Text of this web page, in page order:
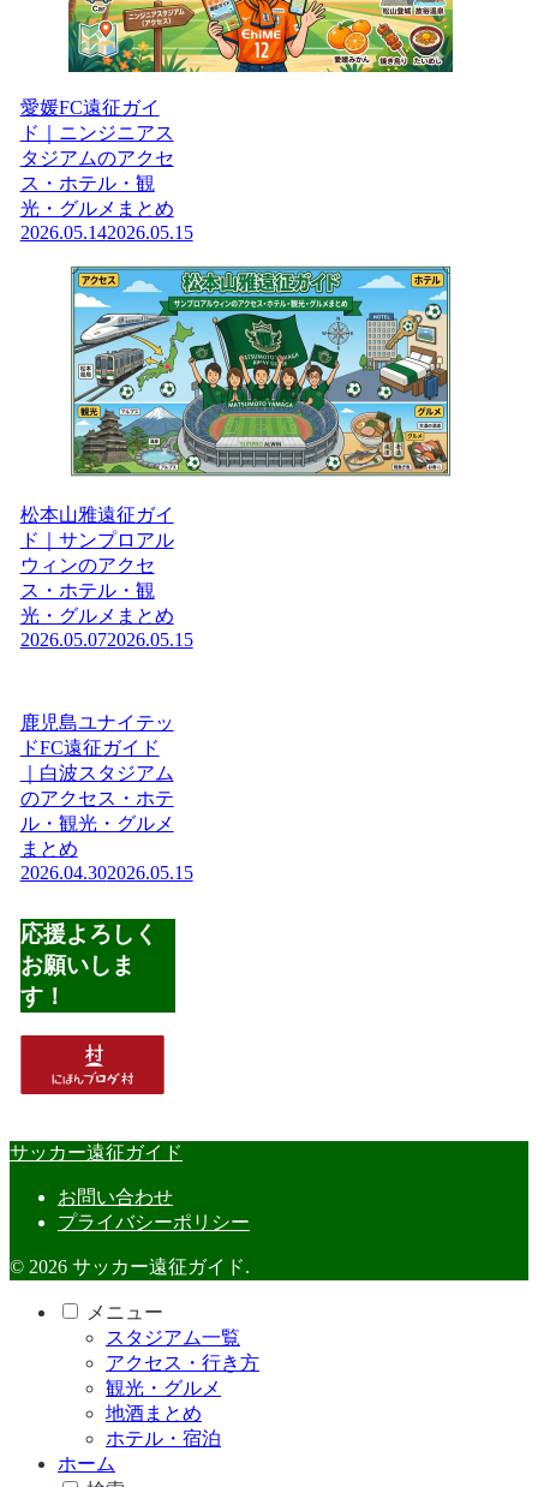
愛媛FC遠征ガイ
ド｜ニンジニアス
タジアムのアクセ
ス・ホテル・観
光・グルメまとめ
2026.05.142026.05.15
松本山雅遠征ガイ
ド｜サンプロアル
ウィンのアクセ
ス・ホテル・観
光・グルメまとめ
2026.05.072026.05.15
鹿児島ユナイテッ
ドFC遠征ガイド
｜白波スタジアム
のアクセス・ホテ
ル・観光・グルメ
まとめ
2026.04.302026.05.15
応援よろしく
お願いしま
す！
サッカー遠征ガイド
お問い合わせ
プライバシーポリシー
© 2026 サッカー遠征ガイド.
メニュー
スタジアム一覧
アクセス・行き方
観光・グルメ
地酒まとめ
ホテル・宿泊
ホーム